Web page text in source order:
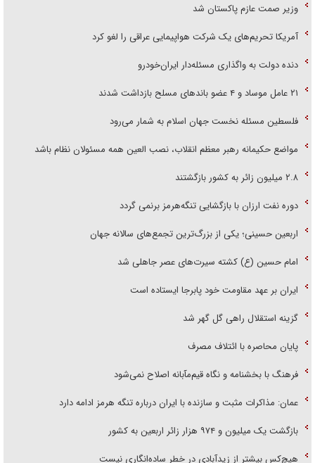
وزیر صمت عازم پاکستان شد
آمریکا تحریم‌های یک شرکت هواپیمایی عراقی را لغو کرد
دنده دولت به واگذاری مسئله‌دار ایران‌خودرو
۲۱ عامل موساد و ۴ عضو باند‌های مسلح بازداشت شدند
فلسطین مسئله نخست جهان اسلام به شمار می‌رود
مواضع حکیمانه رهبر معظم انقلاب، نصب العین همه مسئولان نظام باشد
۲.۸ میلیون زائر به کشور بازگشتند
دوره نفت ارزان با بازگشایی تنگه‌هرمز برنمی گردد
اربعین حسینی؛ یکی از بزرگ‌ترین تجمع‌های سالانه جهان
امام حسین (ع) کشته سیرت‌های عصر جاهلی شد
ایران بر عهد مقاومت خود پابرجا ایستاده است
گزینه استقلال راهی گل گهر شد
پایان محاصره با ائتلاف مصرف
فرهنگ با بخشنامه و نگاه قیم‌مآبانه اصلاح نمی‌شود
عمان: مذاکرات مثبت و سازنده با ایران درباره تنگه هرمز ادامه دارد
بازگشت یک میلیون و ۹۷۴ هزار زائر اربعین به کشور
هیچ‌کس بیشتر از زیدآبادی در خطر ساده‌انگاری نیست